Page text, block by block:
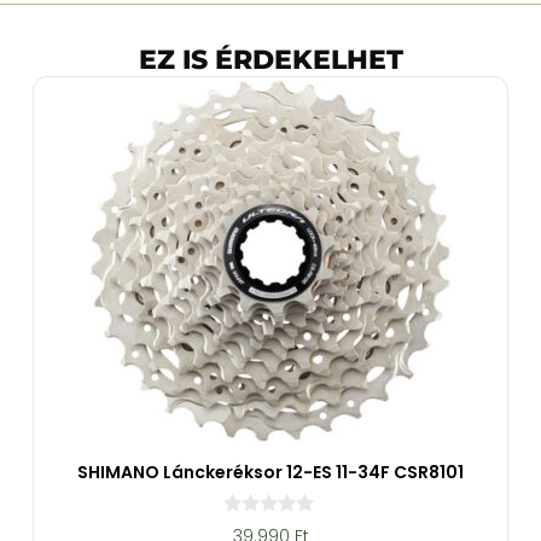
EZ IS ÉRDEKELHET
SHIMANO Lánckeréksor 12-ES 11-34F CSR8101
39.990 Ft